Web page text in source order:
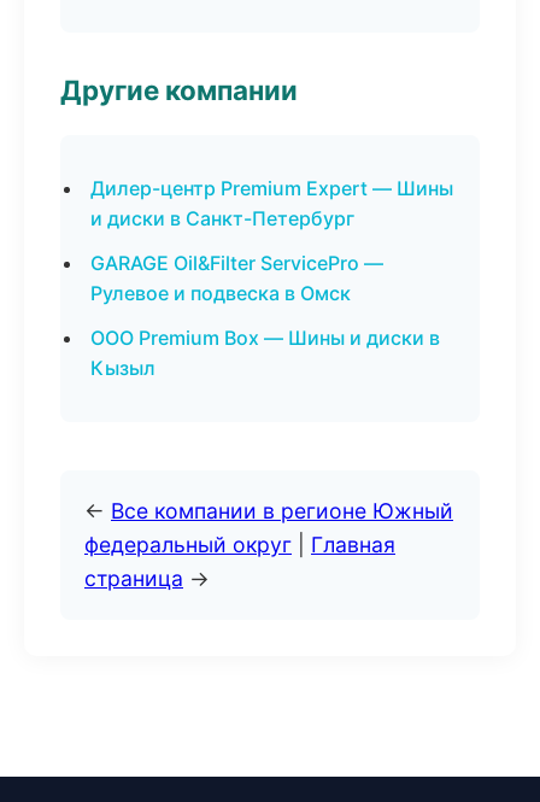
Другие компании
Дилер-центр Premium Expert — Шины
и диски в Санкт-Петербург
GARAGE Oil&Filter ServicePro —
Рулевое и подвеска в Омск
ООО Premium Box — Шины и диски в
Кызыл
← Все компании в регионе Южный
федеральный округ
Главная
страница →